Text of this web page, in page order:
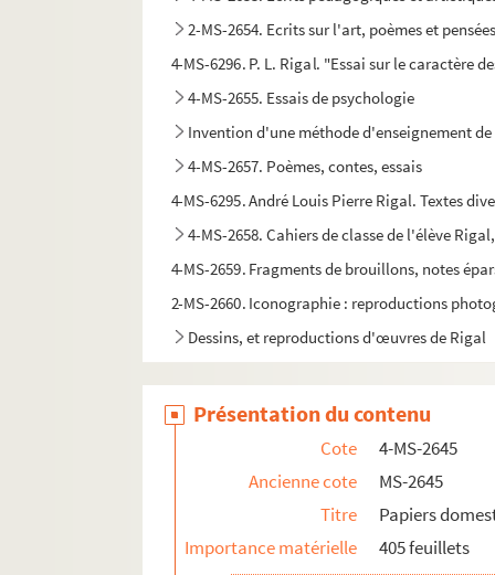
2-MS-2654. Ecrits sur l'art, poèmes et
4-MS-6296. P. L. Rigal. "Essai sur le caractère
4-MS-2655. Essais de psychologie
Invention d'une méthode d'enseignement
4-MS-2657. Poèmes, contes, essais
4-MS-6295. André Louis Pierre Rigal. Textes
4-MS-2658. Cahiers de classe de l'élève
4-MS-2659. Fragments de brouillons, notes
2-MS-2660. Iconographie : reproductions
Dessins, et reproductions d'œuvres de Rigal
Présentation du contenu
Cote
4-MS-2645
Ancienne cote
MS-2645
Titre
Papiers
Importance matérielle
405 feuillets